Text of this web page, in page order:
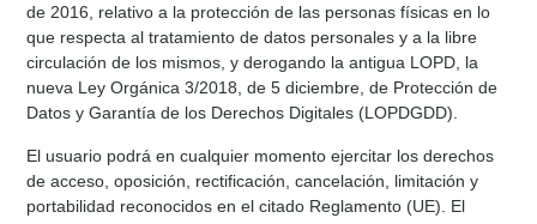
de 2016, relativo a la protección de las personas físicas en lo
que respecta al tratamiento de datos personales y a la libre
circulación de los mismos, y derogando la antigua LOPD, la
nueva Ley Orgánica 3/2018, de 5 diciembre, de Protección de
Datos y Garantía de los Derechos Digitales (LOPDGDD).
El usuario podrá en cualquier momento ejercitar los derechos
de acceso, oposición, rectificación, cancelación, limitación y
portabilidad reconocidos en el citado Reglamento (UE). El